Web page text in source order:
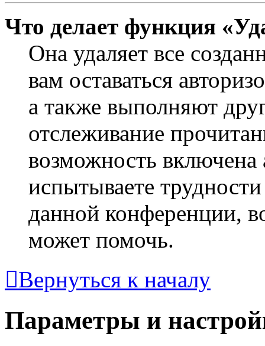
Что делает функция
Она удаляет все
вам оставаться
а также выполняют
отслеживание
возможность
испытываете
данной конференции,
может помочь.
Вернуться к началу
Параметры и